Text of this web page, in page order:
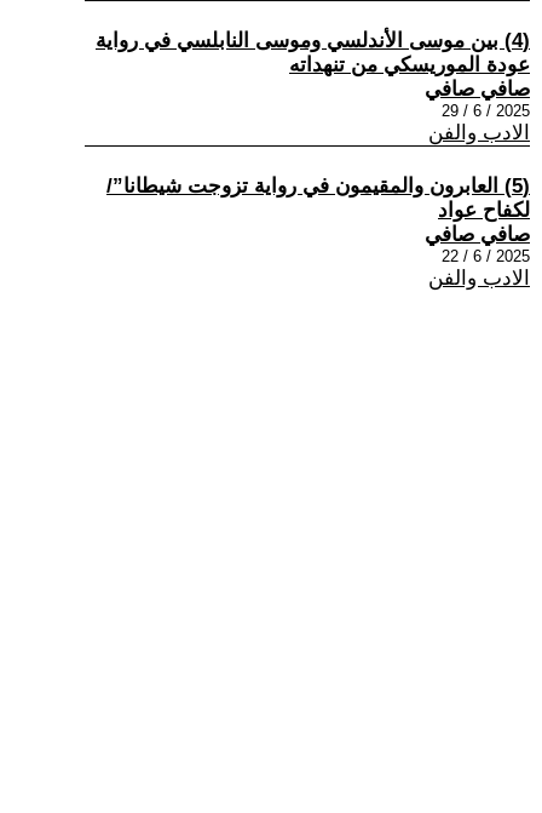
(4) بين موسى الأندلسي وموسى النابلسي في رواية
عودة الموريسكي من تنهداته
صافي صافي
2025 / 6 / 29
الادب والفن
(5) العابرون والمقيمون في رواية تزوجت شيطانا”/
لكفاح عواد
صافي صافي
2025 / 6 / 22
الادب والفن